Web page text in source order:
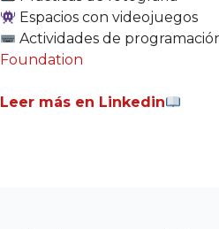
Espacios con videojuegos
Actividades de
Foundation
Leer más en Linkedin